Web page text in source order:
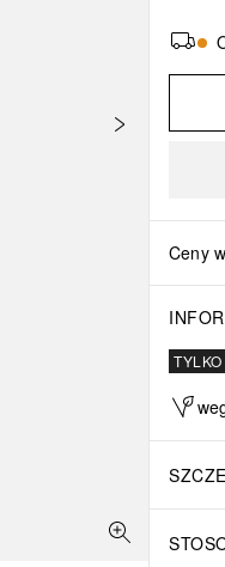
Ceny